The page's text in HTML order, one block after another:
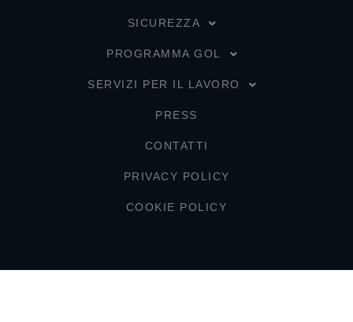
SICUREZZA
PROGRAMMA GOL
SERVIZI PER IL LAVORO
PRESS
CONTATTI
PRIVACY POLICY
COOKIE POLICY